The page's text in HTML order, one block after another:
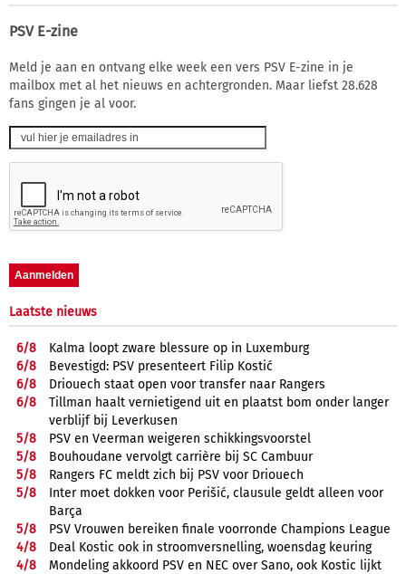
PSV E-zine
Meld je aan en ontvang elke week een vers PSV E-zine in je
mailbox met al het nieuws en achtergronden. Maar liefst 28.628
fans gingen je al voor.
Laatste nieuws
6/8
Kalma loopt zware blessure op in Luxemburg
6/8
Bevestigd: PSV presenteert Filip Kostić
6/8
Driouech staat open voor transfer naar Rangers
6/8
Tillman haalt vernietigend uit en plaatst bom onder langer
verblijf bij Leverkusen
5/8
PSV en Veerman weigeren schikkingsvoorstel
5/8
Bouhoudane vervolgt carrière bij SC Cambuur
5/8
Rangers FC meldt zich bij PSV voor Driouech
5/8
Inter moet dokken voor Perišić, clausule geldt alleen voor
Barça
5/8
PSV Vrouwen bereiken finale voorronde Champions League
4/8
Deal Kostic ook in stroomversnelling, woensdag keuring
4/8
Mondeling akkoord PSV en NEC over Sano, ook Kostic lijkt